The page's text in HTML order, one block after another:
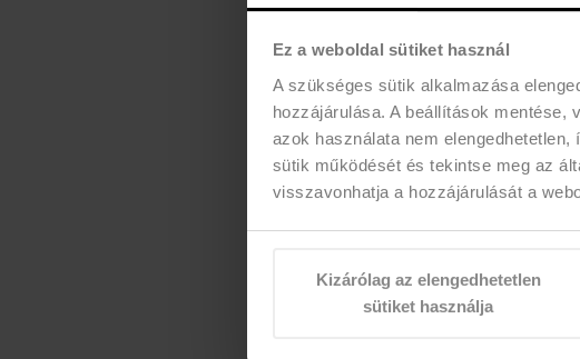
Ez a weboldal sütiket használ
A szükséges sütik alkalmazása
hozzájárulása. A beállítások
azok használata nem
sütik működését és tekintse meg az
visszavonhatja a hozzájárulását a
Kizárólag az elengedhetetlen
sütiket használja